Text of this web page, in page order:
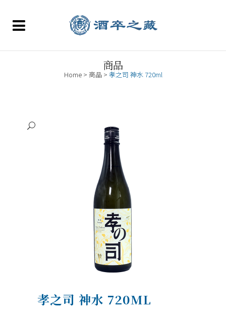
商品
Home> 商品 > 孝之司 神水 720ml
孝之司 神水 720ML